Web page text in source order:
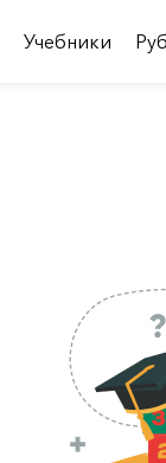
Учебники